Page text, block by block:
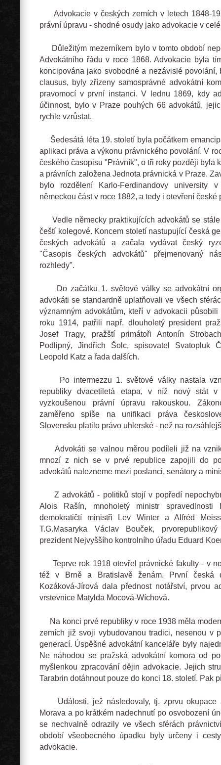
Advokacie v českých zemích v letech 1848-
právní úpravu - shodné osudy jako advokacie v
Důležitým mezerníkem bylo v tomto období
Advokátního řádu v roce 1868. Advokacie byla
koncipována jako svobodné a nezávislé povolání,
clausus, byly zřízeny samosprávné advokátní
pravomocí v první instanci. V lednu 1869, kdy
účinnost, bylo v Praze pouhých 66 advokátů,
rychle vzrůstat.
Šedesátá léta 19. století byla počátkem
aplikaci práva a výkonu právnického povolání. V
českého časopisu "Právník", o tři roky později byla
a právních založena Jednota právnická v Praze.
bylo rozdělení Karlo-Ferdinandovy university
německou část v roce 1882, a tedy i otevření české
Vedle německy praktikujících advokátů se
čeští kolegové. Koncem století nastupující česká
českých advokátů a začala vydávat český
"Časopis českých advokátů" přejmenovaný
rozhledy".
Do začátku 1. světové války se advokátní
advokáti se standardně uplatňovali ve všech
významným advokátům, kteří v advokacii
roku 1914, patřili např. dlouholetý president
Josef Tragy, pražští primátoři Antonín
Podlipný, Jindřich Šolc, spisovatel Svatopluk
Leopold Katz a řada dalších.
Po intermezzu 1. světové války nastala
republiky dvacetiletá etapa, v níž nový stát v
vyzkoušenou právní úpravu rakouskou.
zaměřeno spíše na unifikaci práva
Slovensku platilo právo uhlerské - než na
Advokáti se valnou měrou podíleli již na
mnozí z nich se v prvé republice zapojili do
advokátů nalezneme mezi poslanci, senátory a
Z advokátů - politiků stojí v popředí
Alois Rašín, mnoholetý ministr spravedlnosti
demokratičtí ministři Lev Winter a Alfréd
T.G.Masaryka Václav Bouček,
prezident Nejvyššího kontrolního úřadu Eduard
Teprve rok 1918 otevřel právnické fakulty - v
též v Brně a Bratislavě ženám. První česká
Kozáková-Jírová dala přednost notářství, prvou
vrstevnice Matylda Mocová-Wíchová.
Na konci prvé republiky v roce 1938 měla
zemích již svoji vybudovanou tradici, nesenou v
generací. Úspěšné advokátní kanceláře byly
Ne náhodou se pražská advokátní komora od
myšlenkou zpracování dějin advokacie. Jejich
Tarabrin dotáhnout pouze do konci 18. století. Pak
Události, jež následovaly, tj. zprvu okupace
Morava a po krátkém nadechnutí po osvobození
se nechvalně odrazily ve všech sférách
období všeobecného úpadku byly určeny i
advokacie.